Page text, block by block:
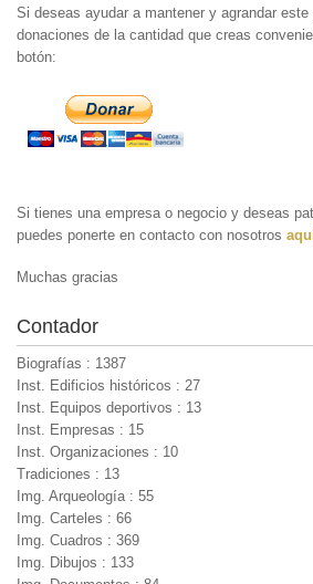
Si deseas ayudar a mantener y agrandar
donaciones de la cantidad que creas
botón:
Si tienes una empresa o negocio y deseas
puedes ponerte en contacto con nosotros
Muchas gracias
Contador
Biografías : 1387
Inst. Edificios históricos : 27
Inst. Equipos deportivos : 13
Inst. Empresas : 15
Inst. Organizaciones : 10
Tradiciones : 13
Img. Arqueología : 55
Img. Carteles : 66
Img. Cuadros : 369
Img. Dibujos : 133